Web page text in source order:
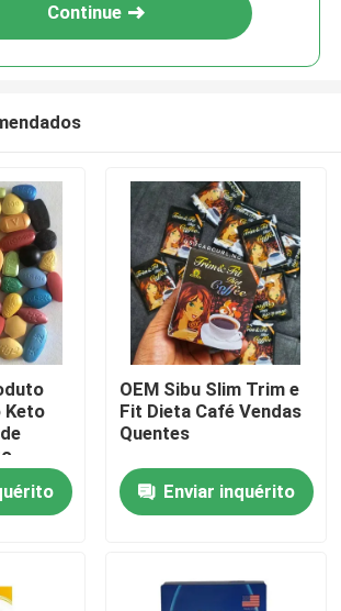
Continue
Keto
OEM Sibu Slim Trim e
Fit Dieta Café Vendas
Quentes
Enviar inquérito